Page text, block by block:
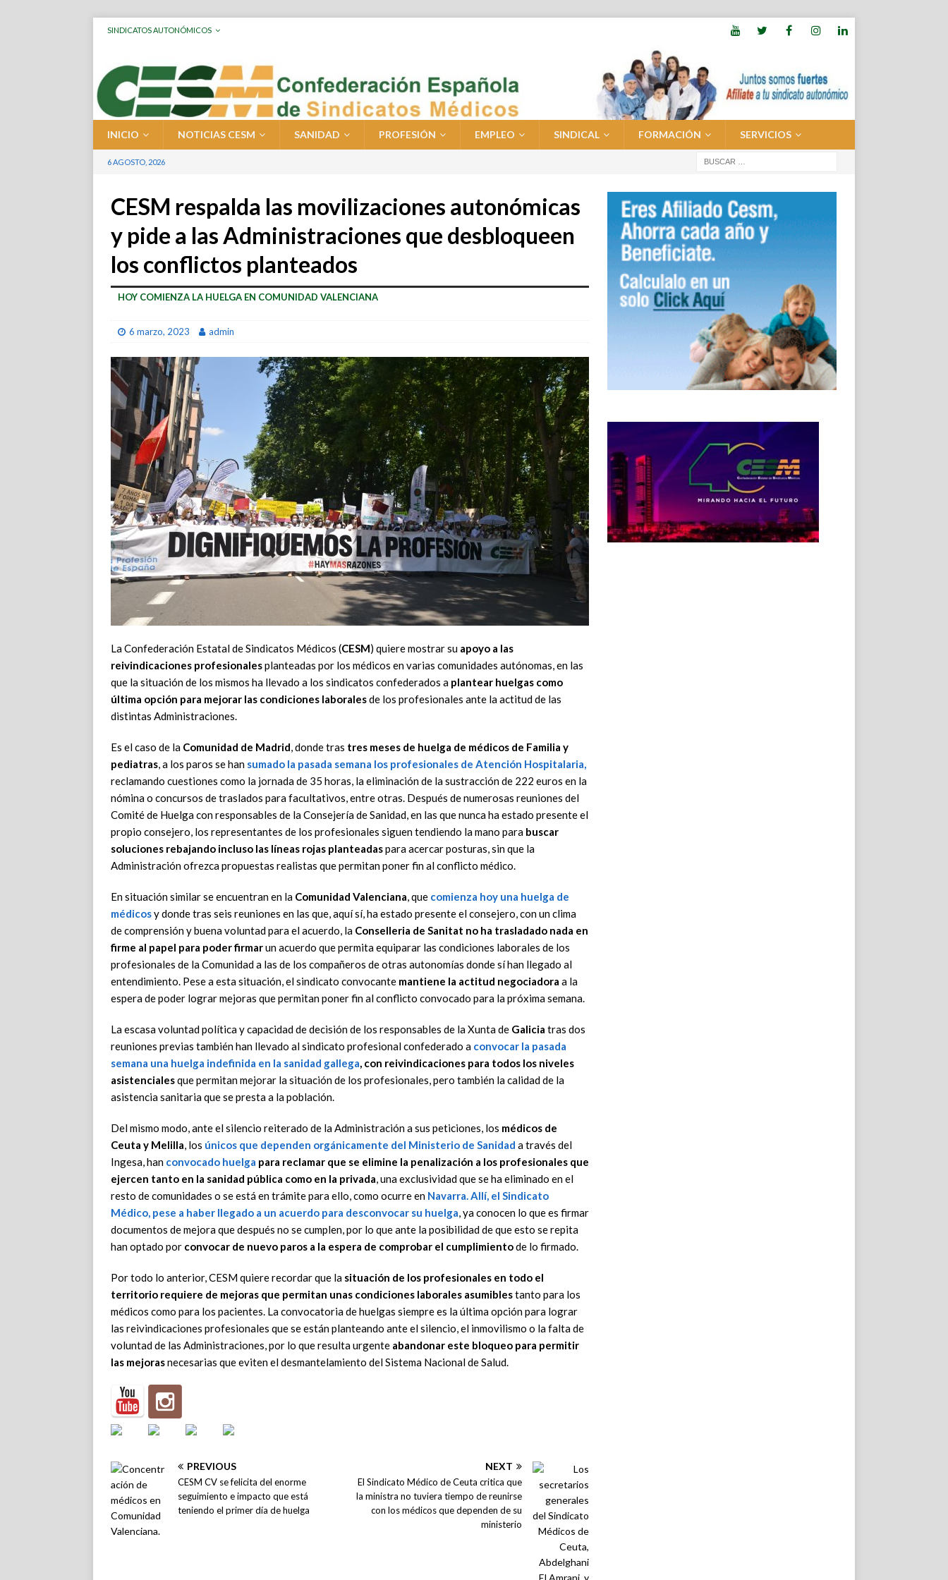
SINDICATOS AUTONÓMICOS
INICIO NOTICIAS CESM SANIDAD PROFESIÓN EMPLEO SINDICAL FORMACIÓN SERVICIOS
6 AGOSTO, 2026
CESM respalda las movilizaciones autonómicas
y pide a las Administraciones que desbloqueen
los conflictos planteados
HOY COMIENZA LA HUELGA EN COMUNIDAD VALENCIANA
6 marzo, 2023 admin
La Confederación Estatal de Sindicatos Médicos (CESM) quiere mostrar su apoyo a las
reivindicaciones profesionalesplanteadas por los médicos en varias comunidades autónomas, en las
que la situación de los mismos ha llevado a los sindicatos confederados a plantear huelgas como
última opción para mejorar las condiciones laboralesde los profesionales ante la actitud de las
distintas Administraciones.
Es el caso de la Comunidad de Madrid, donde tras tres meses de huelga de médicos de Familia y
pediatras, a los paros se han sumado la pasada semana los profesionales de Atención Hospitalaria,
reclamando cuestiones como la jornada de 35 horas, la eliminación de la sustracción de 222 euros en la
nómina o concursos de traslados para facultativos, entre otras. Después de numerosas reuniones del
Comité de Huelga con responsables de la Consejería de Sanidad, en las que nunca ha estado presente el
propio consejero, los representantes de los profesionales siguen tendiendo la mano para buscar
soluciones rebajando incluso las líneas rojas planteadaspara acercar posturas, sin que la
Administración ofrezca propuestas realistas que permitan poner fin al conflicto médico.
En situación similar se encuentran en la Comunidad Valenciana, que comienza hoy una huelga de
médicosy donde tras seis reuniones en las que, aquí sí, ha estado presente el consejero, con un clima
de comprensión y buena voluntad para el acuerdo, la Conselleria de Sanitat no ha trasladado nada en
firme al papel para poder firmarun acuerdo que permita equiparar las condiciones laborales de los
profesionales de la Comunidad a las de los compañeros de otras autonomías donde sí han llegado al
entendimiento. Pese a esta situación, el sindicato convocante mantiene la actitud negociadora a la
espera de poder lograr mejoras que permitan poner fin al conflicto convocado para la próxima semana.
La escasa voluntad política y capacidad de decisión de los responsables de la Xunta de Galicia tras dos
reuniones previas también han llevado al sindicato profesional confederado a convocar la pasada
semana una huelga indefinida en la sanidad gallega, con reivindicaciones para todos los niveles
asistencialesque permitan mejorar la situación de los profesionales, pero también la calidad de la
asistencia sanitaria que se presta a la población.
Del mismo modo, ante el silencio reiterado de la Administración a sus peticiones, los médicos de
Ceuta y Melilla, los únicos que dependen orgánicamente del Ministerio de Sanidad a través del
Ingesa, han convocado huelga para reclamar que se elimine la penalización a los profesionales que
ejercen tanto en la sanidad pública como en la privada, una exclusividad que se ha eliminado en el
resto de comunidades o se está en trámite para ello, como ocurre en Navarra. Allí, el Sindicato
Médico, pese a haber llegado a un acuerdo para desconvocar su huelga, ya conocen lo que es firmar
documentos de mejora que después no se cumplen, por lo que ante la posibilidad de que esto se repita
han optado por convocar de nuevo paros a la espera de comprobar el cumplimientode lo firmado.
Por todo lo anterior, CESM quiere recordar que la situación de los profesionales en todo el
territorio requiere de mejoras que permitan unas condiciones laborales asumiblestanto para los
médicos como para los pacientes. La convocatoria de huelgas siempre es la última opción para lograr
las reivindicaciones profesionales que se están planteando ante el silencio, el inmovilismo o la falta de
voluntad de las Administraciones, por lo que resulta urgente abandonar este bloqueo para permitir
las mejorasnecesarias que eviten el desmantelamiento del Sistema Nacional de Salud.
PREVIOUS
CESM CV se felicita del enorme
seguimiento e impacto que está
teniendo el primer día de huelga
NEXT
El Sindicato Médico de Ceuta critica que
la ministra no tuviera tiempo de reunirse
con los médicos que dependen de su
ministerio